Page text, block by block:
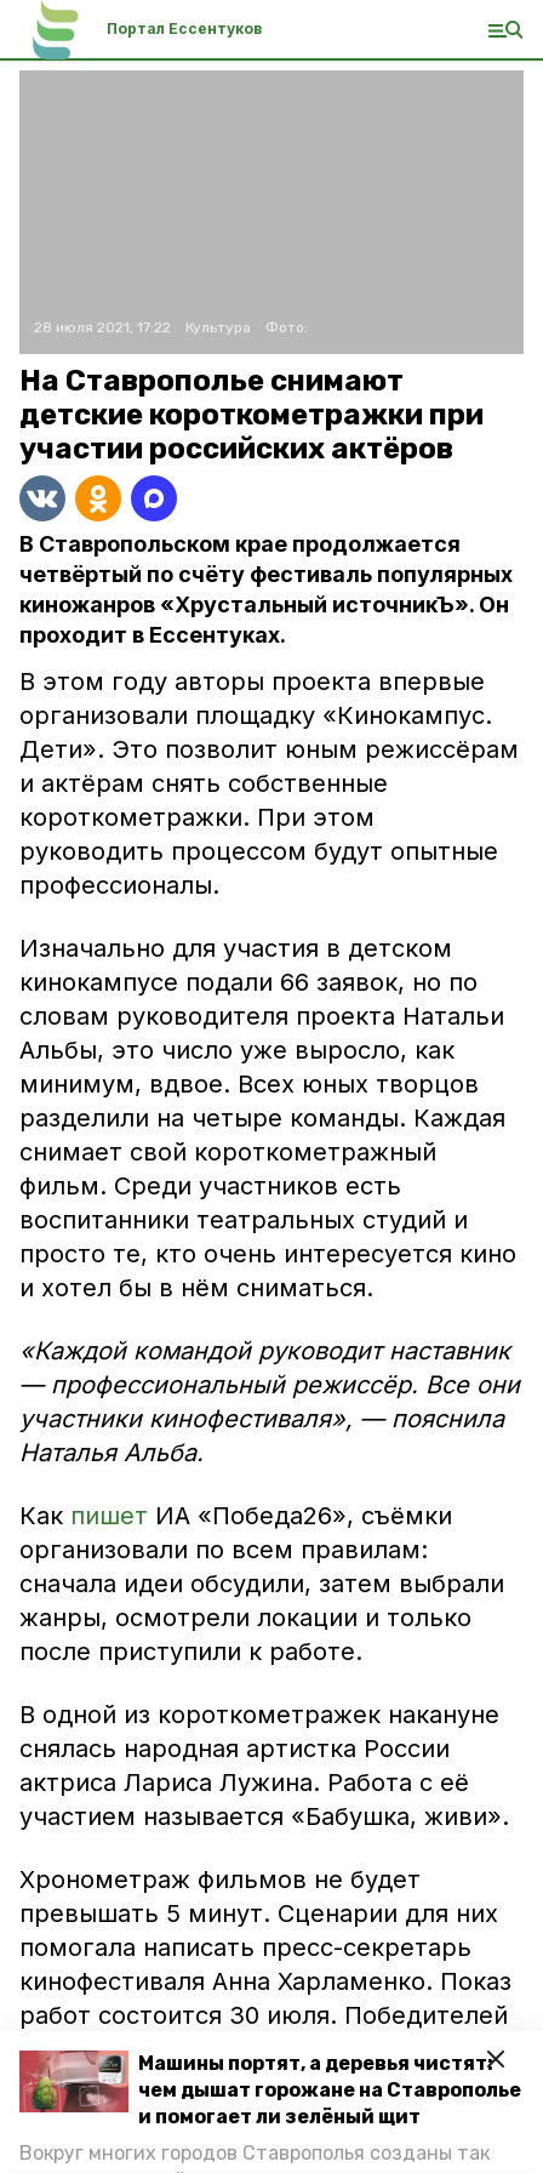
Машины портят, а деревья чистят:
чем дышат горожане на Ставрополье
и помогает ли зелёный щит
Вокруг многих городов Ставрополья созданы так
Портал Ессентуков
28 июля 2021, 17:22 Культура Фото:
На Ставрополье снимают
детские короткометражки при
участии российских актёров
В Ставропольском крае продолжается
четвёртый по счёту фестиваль популярных
киножанров «Хрустальный источникЪ». Он
проходит в Ессентуках.
В этом году авторы проекта впервые
организовали площадку «Кинокампус.
Дети». Это позволит юным режиссёрам
и актёрам снять собственные
короткометражки. При этом
руководить процессом будут опытные
профессионалы.
Изначально для участия в детском
кинокампусе подали 66 заявок, но по
словам руководителя проекта Натальи
Альбы, это число уже выросло, как
минимум, вдвое. Всех юных творцов
разделили на четыре команды. Каждая
снимает свой короткометражный
фильм. Среди участников есть
воспитанники театральных студий и
просто те, кто очень интересуется кино
и хотел бы в нём сниматься.
«Каждой командой руководит наставник
— профессиональный режиссёр. Все они
участники кинофестиваля», — пояснила
Наталья Альба.
Как пишет ИА «Победа26», съёмки
организовали по всем правилам:
сначала идеи обсудили, затем выбрали
жанры, осмотрели локации и только
после приступили к работе.
В одной из короткометражек накануне
снялась народная артистка России
актриса Лариса Лужина. Работа с её
участием называется «Бабушка, живи».
Хронометраж фильмов не будет
превышать 5 минут. Сценарии для них
помогала написать пресс-секретарь
кинофестиваля Анна Харламенко. Показ
работ состоится 30 июля. Победителей
назовут на закрытии форума.
Фото: Наталья Альба